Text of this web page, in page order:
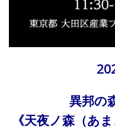
異邦の
《天夜ノ森（あ